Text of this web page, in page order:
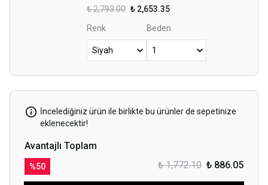
₺ 2,793.00 ₺ 2,653.35
Renk
Beden
İncelediğiniz ürün ile birlikte bu ürünler de sepetinize
eklenecektir!
Avantajlı Toplam
%50 ₺ 1,772.10 ₺ 886.05